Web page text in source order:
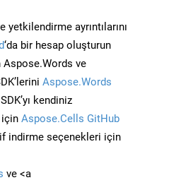
yetkilendirme ayrıntılarını
‘da bir hesap oluşturun
ve
Aspose.Words
kendiniz
Aspose.Cells GitHub
indirme seçenekleri için
ve <a